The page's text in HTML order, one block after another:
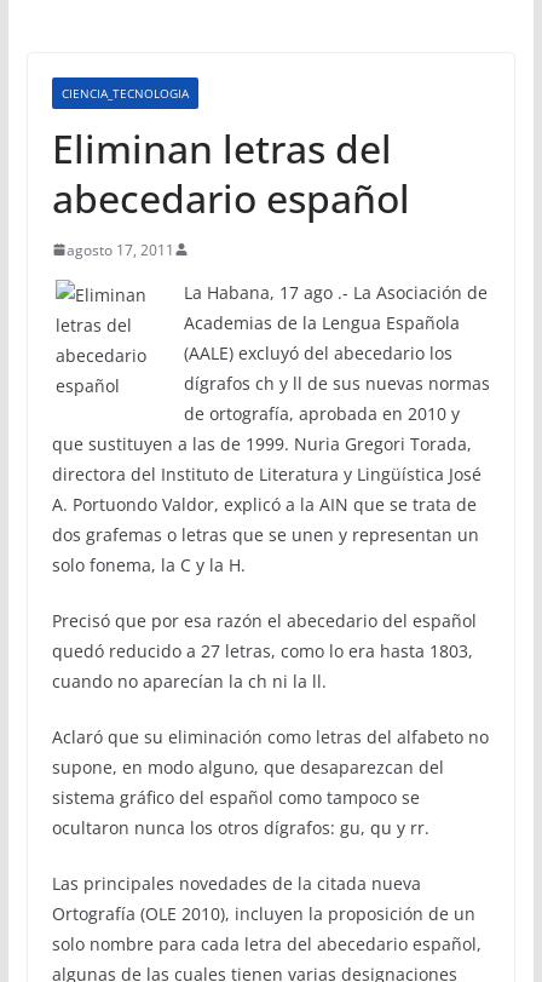
CIENCIA_TECNOLOGIA
Eliminan letras del
abecedario español
agosto 17, 2011
La Habana, 17 ago .- La Asociación de
Academias de la Lengua Española
(AALE) excluyó del abecedario los
dígrafos ch y ll de sus nuevas normas
de ortografía, aprobada en 2010 y
que sustituyen a las de 1999. Nuria Gregori Torada,
directora del Instituto de Literatura y Lingüística José
A. Portuondo Valdor, explicó a la AIN que se trata de
dos grafemas o letras que se unen y representan un
solo fonema, la C y la H.
Precisó que por esa razón el abecedario del español
quedó reducido a 27 letras, como lo era hasta 1803,
cuando no aparecían la ch ni la ll.
Aclaró que su eliminación como letras del alfabeto no
supone, en modo alguno, que desaparezcan del
sistema gráfico del español como tampoco se
ocultaron nunca los otros dígrafos: gu, qu y rr.
Las principales novedades de la citada nueva
Ortografía (OLE 2010), incluyen la proposición de un
solo nombre para cada letra del abecedario español,
algunas de las cuales tienen varias designaciones